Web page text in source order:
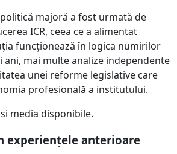
majoră a fost urmată de
ICR, ceea ce a alimentat
funcționează în logica numirilor
mai multe analize independente
unei reforme legislative care
profesională a institutului.
media disponibile.
experiențele anterioare